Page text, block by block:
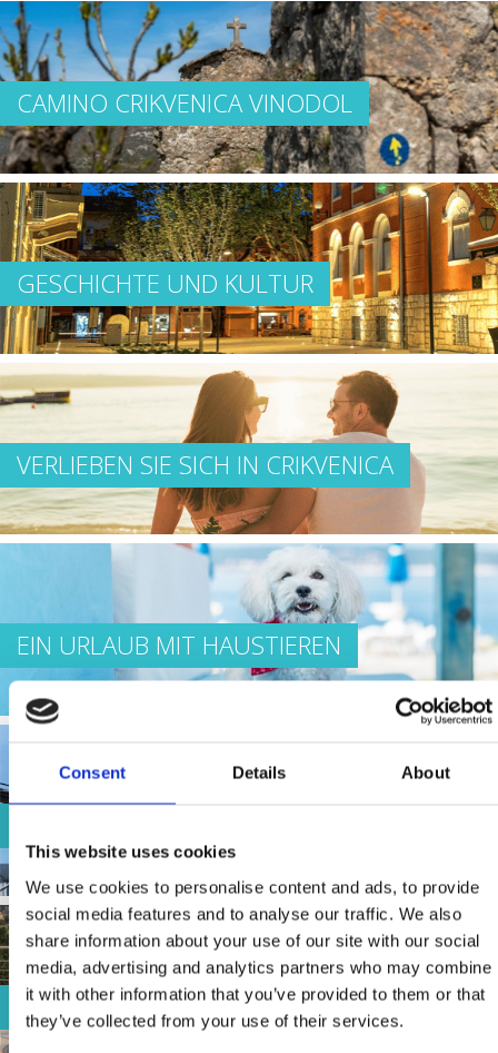
Consent Details About
This website uses cookies
We use cookies to personalise content and ads, to provide
social media features and to analyse our traffic. We also
share information about your use of our site with our social
media, advertising and analytics partners who may combine
it with other information that you’ve provided to them or that
they’ve collected from your use of their services.
CAMINO CRIKVENICA VINODOL
GESCHICHTE UND KULTUR
VERLIEBEN SIE SICH IN CRIKVENICA
EIN URLAUB MIT HAUSTIEREN
BUSINESS-CLASS